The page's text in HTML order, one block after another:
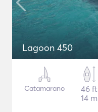
Lagoon 450
Catamarano
46 ft
14 m